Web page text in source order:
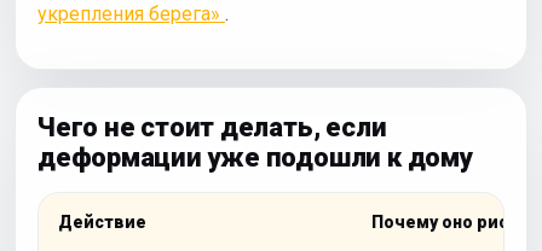
укрепления берега» .
Чего не стоит делать, если
деформации уже подошли к дому
Действие Почему оно